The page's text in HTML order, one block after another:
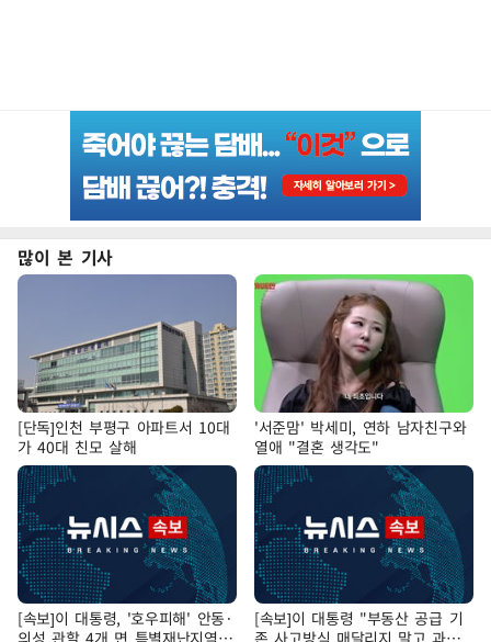
많이 본 기사
[단독]인천 부평구 아파트서 10대
가 40대 친모 살해
'서준맘' 박세미, 연하 남자친구와
열애 "결혼 생각도"
[속보]이 대통령, '호우피해' 안동·
의성 관할 4개 면 특별재난지역
[속보]이 대통령 "부동산 공급 기
존 사고방식 매달리지 말고 과감